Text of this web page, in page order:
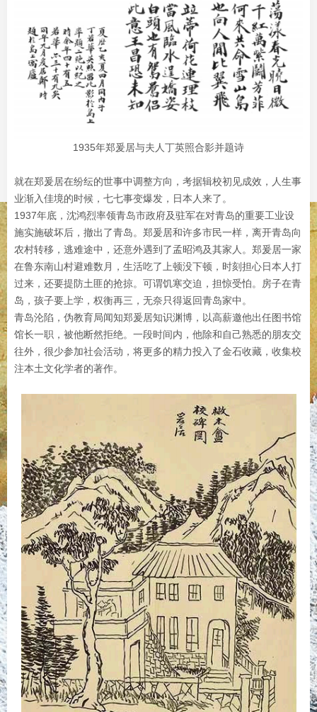
1935年郑爰居与夫人丁英照合影并题诗
就在郑爰居在纷纭的世事中调整方向，考据辑校初见成效，人生事
业渐入佳境的时候，七七事变爆发，日本人来了。
1937年底，沈鸿烈率领青岛市政府及驻军在对青岛的重要工业设
施实施破坏后，撤出了青岛。郑爰居和许多市民一样，离开青岛向
农村转移，逃难途中，还意外遇到了孟昭鸿及其家人。郑爰居一家
在鲁东南山村避难数月，生活吃了上顿没下顿，时刻担心日本人打
过来，还要提防土匪的抢掠。可谓饥寒交迫，担惊受怕。房子在青
岛，孩子要上学，权衡再三，无奈只得返回青岛家中。
青岛沦陷，伪教育局闻知郑爰居知识渊博，以高薪邀他出任图书馆
馆长一职，被他断然拒绝。一段时间内，他除和自己熟悉的朋友交
往外，很少参加社会活动，将更多的精力投入了金石收藏，收集校
注本土文化学者的著作。